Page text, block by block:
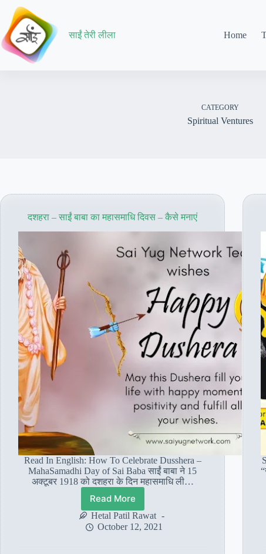
content
साईं तेरी लीला
Home
CATEGORY
Spiritual Ventures
दशहरा – साईं बाबा का महासमाधि दिवस – कैसे मनाएं
Read In English: How To Celebrate Dusshera –
MahaSamadhi Day of Sai Baba साईं बाबा ने 15
अक्टूबर 1918 को दशहरा के दिन महासमाधि ली…
Read More
दशहरा
–
साईं
Hetal Patil Rawat
October 12, 2021